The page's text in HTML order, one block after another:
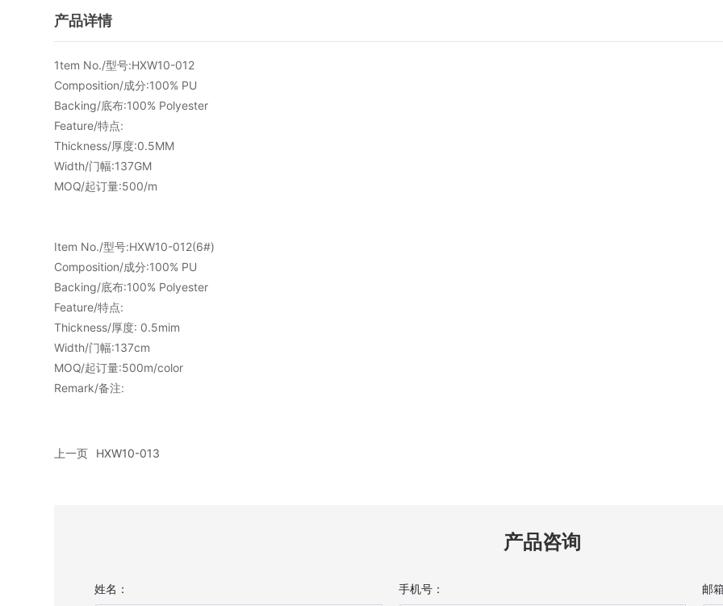
产品详情
1tem No./型号:HXW10-012
Composition/成分:100% PU
Backing/底布:100% Polyester
Feature/特点:
Thickness/厚度:0.5MM
Width/门幅:137GM
MOQ/起订量:500/m
Item No./型号:HXW10-012(6#)
Composition/成分:100% PU
Backing/底布:100% Polyester
Feature/特点:
Thickness/厚度: 0.5mim
Width/门幅:137cm
MOQ/起订量:500m/color
Remark/备注:
上一页 HXW10-013
产品咨询
姓名： 手机号： 邮